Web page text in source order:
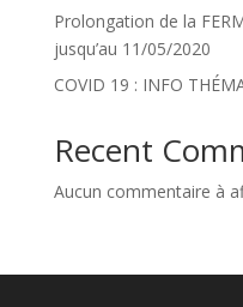
Prolongation de la
jusqu’au 11/05/2020
COVID 19 : INFO
Recent
Aucun commentaire à